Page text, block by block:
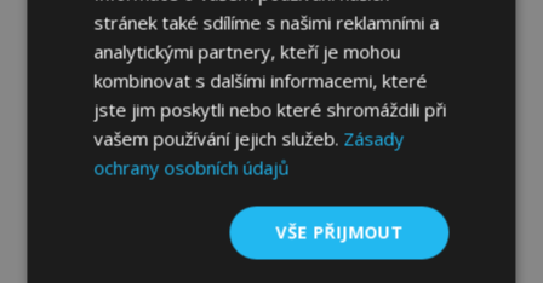
3D Gumové autokoberce No.77 pro FIAT
500L 2012-up (4 ks)
1 179,00 Kč
Přidat Do Košíku
Přidat
k
stránek také sdílíme s našimi reklamními a
analytickými partnery, kteří je mohou
kombinovat s dalšími informacemi, které
jste jim poskytli nebo které shromáždili při
vašem používání jejich služeb. Zásady
ochrany osobních údajů
VŠE PŘIJMOUT